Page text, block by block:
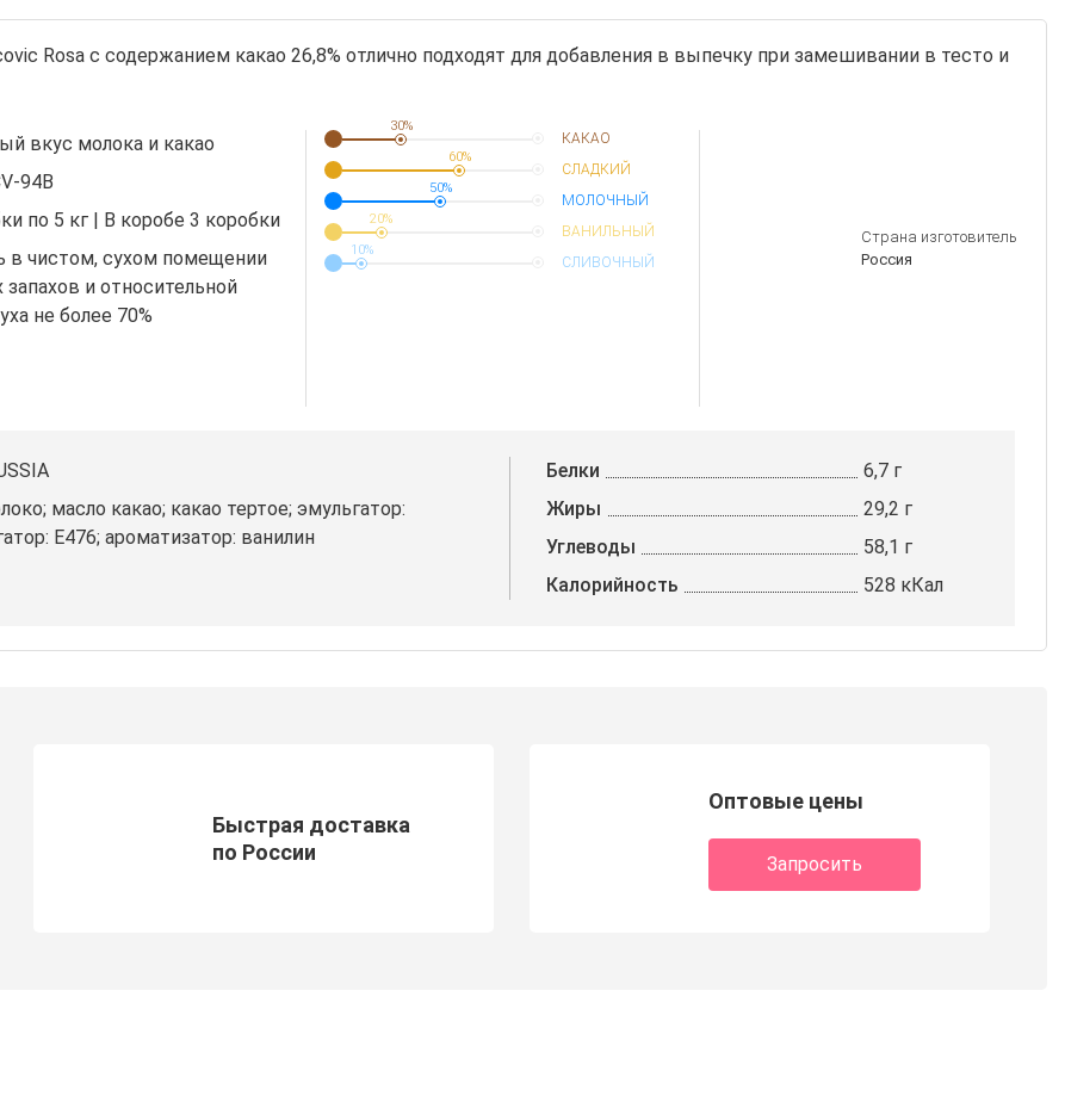
Rosa с содержанием какао 26,8% отлично подходят для добавления в выпечку при замешивании в тесто и
вкус молока и какао
94B
по 5 кг | В коробе 3 коробки
в чистом, сухом помещении
запахов и относительной
не более 70%
30%
КАКАО
60%
СЛАДКИЙ
50%
МОЛОЧНЫЙ
20%
ВАНИЛЬНЫЙ
10%
СЛИВОЧНЫЙ
Страна изготовитель
Россия
масло какао; какао тертое; эмульгатор:
E476; ароматизатор: ванилин
Белки
6,7 г
Жиры
29,2 г
Углеводы
58,1 г
Калорийность
528 кКал
Быстрая доставка
по России
Оптовые цены
Запросить